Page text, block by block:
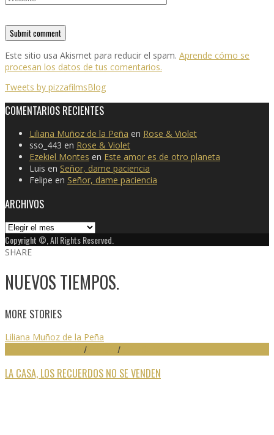
Este sitio usa Akismet para reducir el spam. Aprende cómo se
procesan los datos de tus comentarios.
Tweets by pizzafilmsBlog
COMENTARIOS RECIENTES
Liliana Muñoz de la Peña en Rose & Violet
sso_443 en Rose & Violet
Ezekiel Montes en Este amor es de otro planeta
Luis en Señor, dame paciencia
Felipe en Señor, dame paciencia
ARCHIVOS
Archivos
Copyright ©, All Rights Reserved.
SHARE
NUEVOS TIEMPOS.
MORE STORIES
Liliana Muñoz de la Peña
/ /
LA CASA, LOS RECUERDOS NO SE VENDEN